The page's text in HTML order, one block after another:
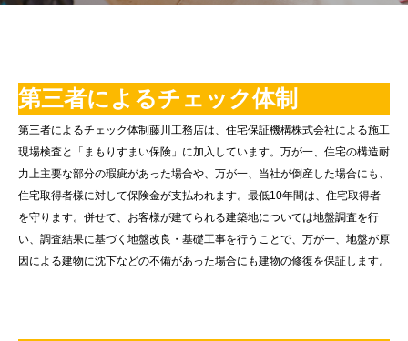
第三者によるチェック体制
第三者によるチェック体制藤川工務店は、住宅保証機構株式会社による施工
現場検査と「まもりすまい保険」に加入しています。万が一、住宅の構造耐
力上主要な部分の瑕疵があった場合や、万が一、当社が倒産した場合にも、
住宅取得者様に対して保険金が支払われます。最低10年間は、住宅取得者
を守ります。併せて、お客様が建てられる建築地については地盤調査を行
い、調査結果に基づく地盤改良・基礎工事を行うことで、万が一、地盤が原
因による建物に沈下などの不備があった場合にも建物の修復を保証します。